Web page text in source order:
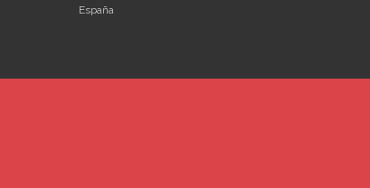
España